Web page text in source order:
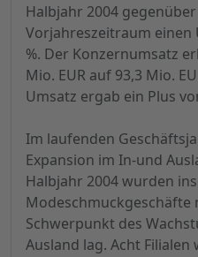
Halbjahr 2004
Vorjahreszeitraum einen
%. Der Konzernumsatz
Mio. EUR auf 93,3 Mio.
Umsatz ergab ein Plus
Im laufenden
Expansion im In-und
Halbjahr 2004 wurden
Schwerpunkt des
Ausland lag. Acht